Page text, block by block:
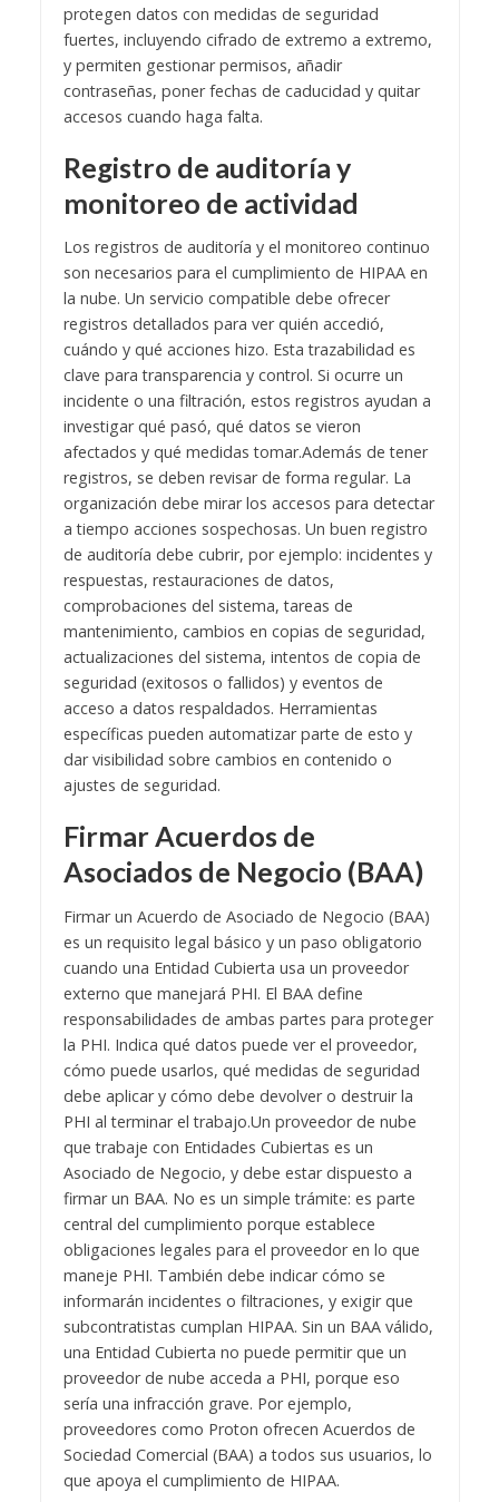
protegen datos con medidas de seguridad
fuertes, incluyendo cifrado de extremo a extremo,
y permiten gestionar permisos, añadir
contraseñas, poner fechas de caducidad y quitar
accesos cuando haga falta.
Registro de auditoría y
monitoreo de actividad
Los registros de auditoría y el monitoreo continuo
son necesarios para el cumplimiento de HIPAA en
la nube. Un servicio compatible debe ofrecer
registros detallados para ver quién accedió,
cuándo y qué acciones hizo. Esta trazabilidad es
clave para transparencia y control. Si ocurre un
incidente o una filtración, estos registros ayudan a
investigar qué pasó, qué datos se vieron
afectados y qué medidas tomar.Además de tener
registros, se deben revisar de forma regular. La
organización debe mirar los accesos para detectar
a tiempo acciones sospechosas. Un buen registro
de auditoría debe cubrir, por ejemplo: incidentes y
respuestas, restauraciones de datos,
comprobaciones del sistema, tareas de
mantenimiento, cambios en copias de seguridad,
actualizaciones del sistema, intentos de copia de
seguridad (exitosos o fallidos) y eventos de
acceso a datos respaldados. Herramientas
específicas pueden automatizar parte de esto y
dar visibilidad sobre cambios en contenido o
ajustes de seguridad.
Firmar Acuerdos de
Asociados de Negocio (BAA)
Firmar un Acuerdo de Asociado de Negocio (BAA)
es un requisito legal básico y un paso obligatorio
cuando una Entidad Cubierta usa un proveedor
externo que manejará PHI. El BAA define
responsabilidades de ambas partes para proteger
la PHI. Indica qué datos puede ver el proveedor,
cómo puede usarlos, qué medidas de seguridad
debe aplicar y cómo debe devolver o destruir la
PHI al terminar el trabajo.Un proveedor de nube
que trabaje con Entidades Cubiertas es un
Asociado de Negocio, y debe estar dispuesto a
firmar un BAA. No es un simple trámite: es parte
central del cumplimiento porque establece
obligaciones legales para el proveedor en lo que
maneje PHI. También debe indicar cómo se
informarán incidentes o filtraciones, y exigir que
subcontratistas cumplan HIPAA. Sin un BAA válido,
una Entidad Cubierta no puede permitir que un
proveedor de nube acceda a PHI, porque eso
sería una infracción grave. Por ejemplo,
proveedores como Proton ofrecen Acuerdos de
Sociedad Comercial (BAA) a todos sus usuarios, lo
que apoya el cumplimiento de HIPAA.